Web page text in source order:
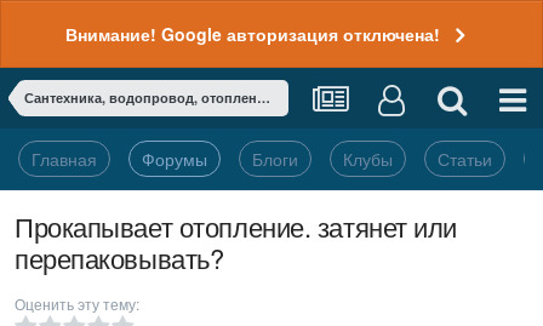
Внимание! Google авторизация отключена!
Сантехника, водопровод, отопление, канализация
Главная Форумы Блоги Клубы Статьи
Прокапывает отопление. затянет или
перепаковывать?
Оценить эту тему: